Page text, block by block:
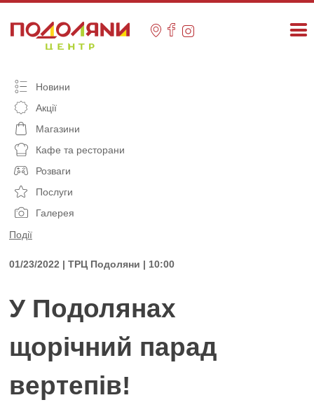
content
Новини
Акції
Магазини
Кафе та ресторани
Розваги
Послуги
Галерея
Події
01/23/2022 | ТРЦ Подоляни | 10:00
У Подолянах
щорічний парад
вертепів!